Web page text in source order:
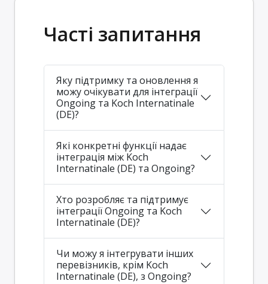
Часті запитання
Яку підтримку та оновлення я
можу очікувати для інтеграції
Ongoing та Koch Internatinale
(DE)?
Які конкретні функції надає
інтеграція між Koch
Internatinale (DE) та Ongoing?
Хто розробляє та підтримує
інтеграції Ongoing та Koch
Internatinale (DE)?
Чи можу я інтегрувати інших
перевізників, крім Koch
Internatinale (DE), з Ongoing?